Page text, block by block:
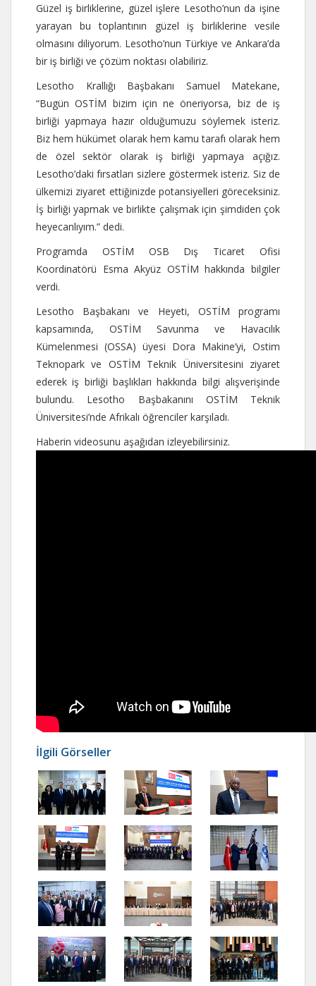
Güzel iş birliklerine, güzel işlere Lesotho’nun da işine
yarayan bu toplantının güzel iş birliklerine vesile
olmasını diliyorum. Lesotho’nun Türkiye ve Ankara’da
bir iş birliği ve çözüm noktası olabiliriz.
Lesotho Krallığı Başbakanı Samuel Matekane,
“Bugün OSTİM bizim için ne öneriyorsa, biz de iş
birliği yapmaya hazır olduğumuzu söylemek isteriz.
Biz hem hükümet olarak hem kamu tarafı olarak hem
de özel sektör olarak iş birliği yapmaya açığız.
Lesotho’daki fırsatları sizlere göstermek isteriz. Siz de
ülkemizi ziyaret ettiğinizde potansiyelleri göreceksiniz.
İş birliği yapmak ve birlikte çalışmak için şimdiden çok
heyecanlıyım.” dedi.
Programda OSTİM OSB Dış Ticaret Ofisi
Koordinatörü Esma Akyüz OSTİM hakkında bilgiler
verdi.
Lesotho Başbakanı ve Heyeti, OSTİM programı
kapsamında, OSTİM Savunma ve Havacılık
Kümelenmesi (OSSA) üyesi Dora Makine’yi, Ostim
Teknopark ve OSTİM Teknik Üniversitesini ziyaret
ederek iş birliği başlıkları hakkında bilgi alışverişinde
bulundu. Lesotho Başbakanını OSTİM Teknik
Üniversitesi’nde Afrikalı öğrenciler karşıladı.
Haberin videosunu aşağıdan izleyebilirsiniz.
İlgili Görseller